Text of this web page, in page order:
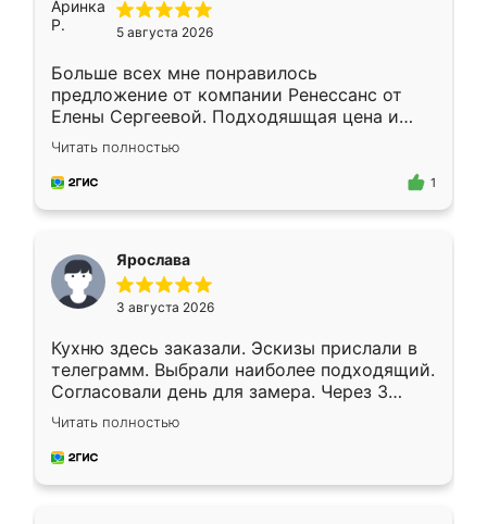
5 августа 2026
Больше всех мне понравилось
предложение от компании Ренессанс от
Елены Сергеевой. Подходяшщая цена и
короткие сроки изготовления. Приехавший
для замера сотрудник Владислав
предложил по моему эскизу самый
Читать полностью
1
Ярослава
3 августа 2026
Кухню здесь заказали. Эскизы прислали в
телеграмм. Выбрали наиболее подходящий.
Согласовали день для замера. Через 3
недели кухня была уже готова. Остались
довольны работой. Спасибо Ренессанс
мебель за качественную работу!
Читать полностью